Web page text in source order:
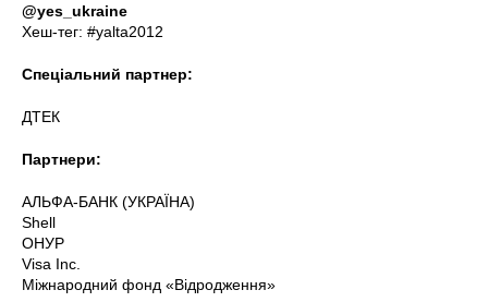
@yes_ukraine
Хеш-тег: #yalta2012
Спеціальний партнер:
ДТЕК
Партнери:
АЛЬФА-БАНК (УКРАЇНА)
Shell
ОНУР
Visa Inc.
Міжнародний фонд «Відродження»